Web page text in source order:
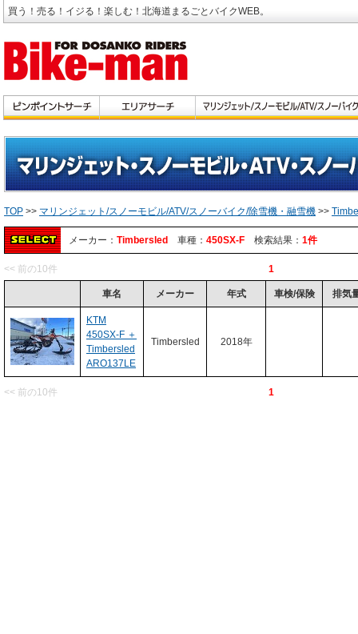
買う！売る！イジる！楽しむ！北海道まるごとバイクWEB。
TOP >> マリンジェット/スノーモビル/ATV/スノーバイク/除雪機・融雪機 >>
メーカー： Timbersled 車種： 450SX-F 検索結果： 1件
<< 前の10件 1
車名 メーカー 年式 車検/保険 排気
KTM
450SX-F ＋
Timbersled
ARO137LE
Timbersled 2018年
<< 前の10件 1